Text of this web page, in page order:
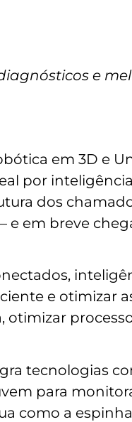
e
em 3D e
por
dos
em breve
e otimizar
tecnologias
para
como a